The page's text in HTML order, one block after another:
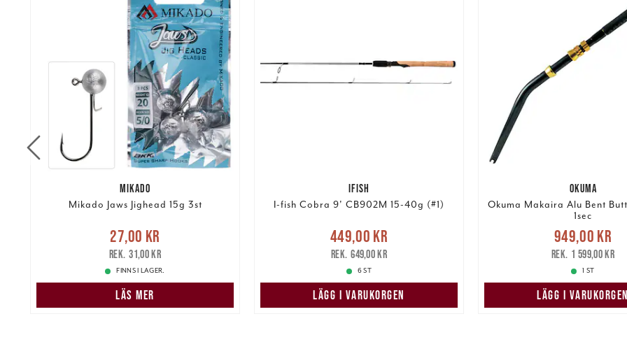
MIKADO
Mikado Jaws Jighead 15g 3st
Nuvarande pris :27,00 kr
pris: 31,00 kr
27,00 kr
31,00 kr
FINNS I LAGER.
LÄS MER
IFISH
I-fish Cobra 9' CB902M 15-40g (#1)
Nuvarande pris
Tidigare pris
449,00 kr
649,00 kr
6 ST
LÄGG I VARUKORGEN
OKUMA
Okuma Makaira Alu Bent
1sec
Nuvarande pris
949,00 krTidigare
1 599,00 kr
949,00 kr
1 599,00 kr
1 ST
LÄGG I VARUKORGEN